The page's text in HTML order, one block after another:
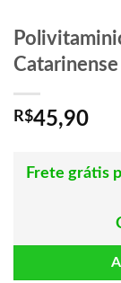
Catarinense
R$45,90
Frete grátis